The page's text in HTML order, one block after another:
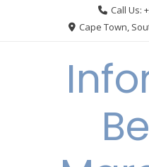
Call Us:
Cape Town,